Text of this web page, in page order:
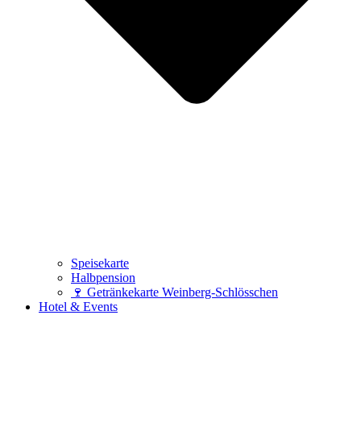
Speisekarte
Halbpension
🍷 Getränkekarte Weinberg-Schlösschen
Hotel & Events